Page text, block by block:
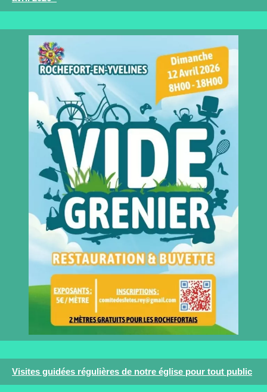
Visites guidées régulières de notre église pour tout public